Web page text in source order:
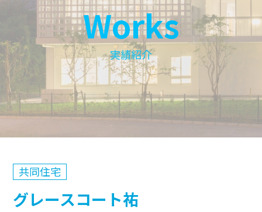
Works
実績紹介
グレースコート祐
共同住宅